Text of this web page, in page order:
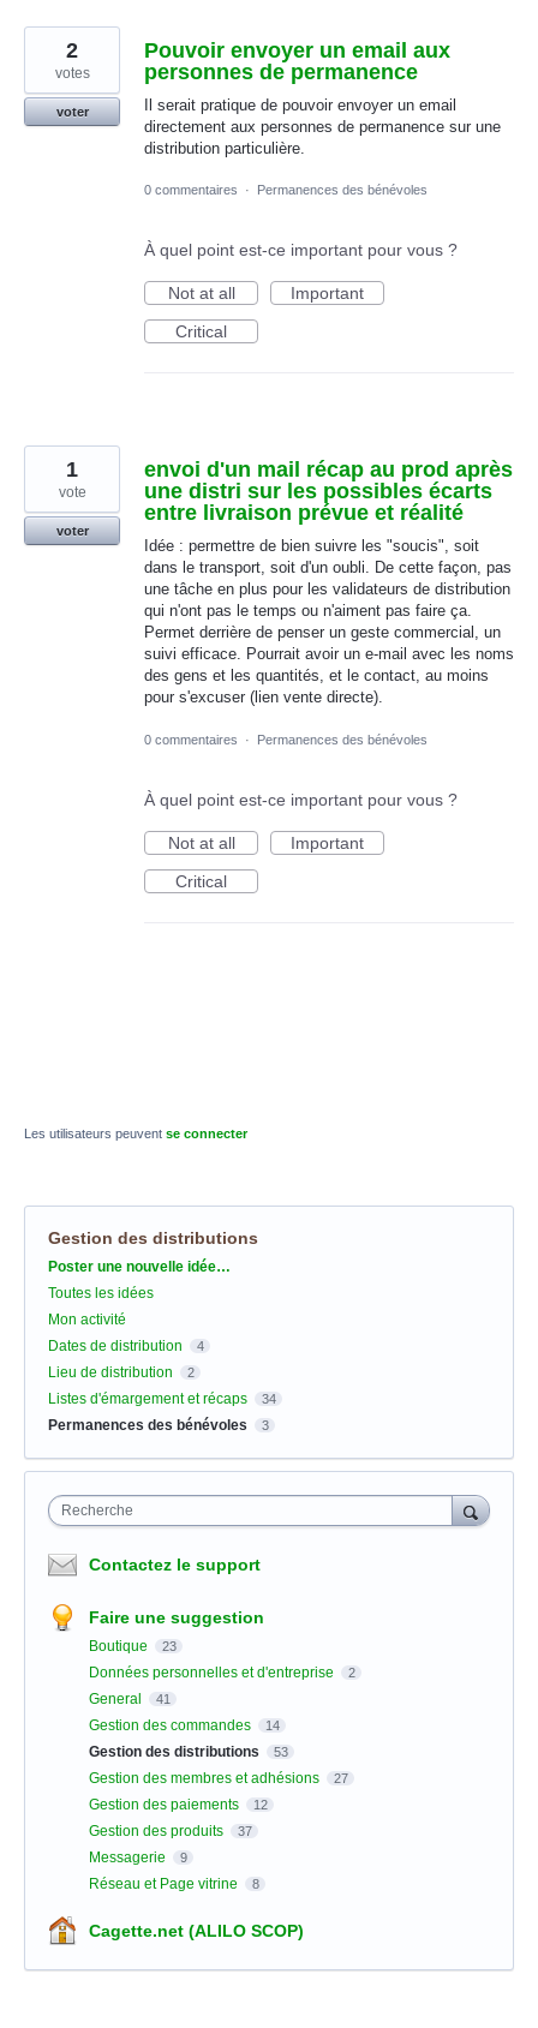
Pouvoir envoyer un email aux
personnes de permanence
Il serait pratique de pouvoir envoyer un email
directement aux personnes de permanence sur une
distribution particulière.
2
votes
voter
0 commentaires · Permanences des bénévoles
À quel point est-ce important pour vous ?
Not at all
Important
Critical
envoi d'un mail récap au prod après
une distri sur les possibles écarts
entre livraison prévue et réalité
Idée : permettre de bien suivre les "soucis", soit
dans le transport, soit d'un oubli. De cette façon, pas
une tâche en plus pour les validateurs de distribution
qui n'ont pas le temps ou n'aiment pas faire ça.
Permet derrière de penser un geste commercial, un
suivi efficace. Pourrait avoir un e-mail avec les noms
des gens et les quantités, et le contact, au moins
pour s'excuser (lien vente directe).
1
vote
voter
0 commentaires · Permanences des bénévoles
À quel point est-ce important pour vous ?
Not at all
Important
Critical
Les utilisateurs peuvent se connecter
Gestion des distributions
Catégories
Poster une nouvelle idée…
Toutes les idées
Mon activité
Dates de distribution
4
Lieu de distribution 2
Listes d'émargement et récaps 34
Permanences des bénévoles 3
Recherche
Contactez le support
Faire une suggestion
Boutique 23
Données personnelles et d'entreprise 2
General 41
Gestion des commandes 14
Gestion des distributions 53
Gestion des membres et adhésions 27
Gestion des paiements 12
Gestion des produits 37
Messagerie 9
Réseau et Page vitrine 8
Cagette.net (ALILO SCOP)